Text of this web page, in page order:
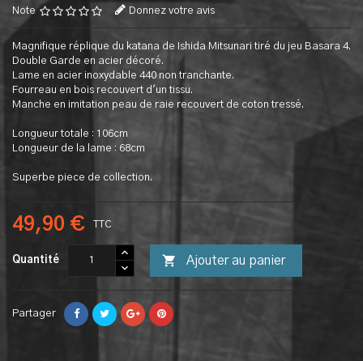
Note Donnez votre avis
Magnifique réplique du katana de Ishida Mitsunari tiré du jeu Basara 4.
Double Garde en acier décoré.
Lame en acier inoxydable 440 non tranchante.
Fourreau en bois recouvert d'un tissu.
Manche en imitation peau de raie recouvert de coton tressé.
Longueur totale : 106cm
Longueur de la lame : 68cm
Superbe piece de collection.
49,90 € TTC
Quantité  Ajouter au panier
Partager